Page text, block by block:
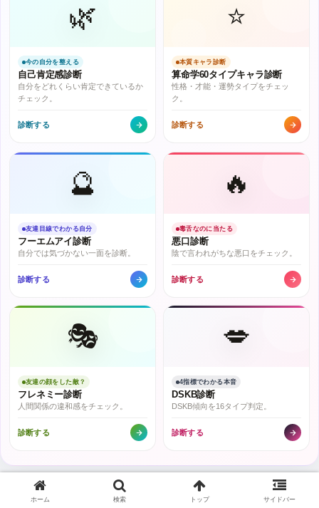
🌿
今の自分を整える
自己肯定感診断
自分をどれくらい肯定できているか
チェック。
診断する
⭐
本質キャラ診断
算命学60タイプキャラ診断
性格・才能・運勢タイプをチェッ
ク。
診断する
🔮
友達目線でわかる自分
フーエムアイ診断
自分では気づかない一面を診断。
診断する
🔥
毒舌なのに当たる
悪口診断
陰で言われがちな悪口をチェック。
診断する
🎭
友達の顔をした敵？
フレネミー診断
人間関係の違和感をチェック。
診断する
💋
4指標でわかる本音
DSKB診断
DSKB傾向を16タイプ判定。
診断する
ホーム 検索 トップ サイドバー